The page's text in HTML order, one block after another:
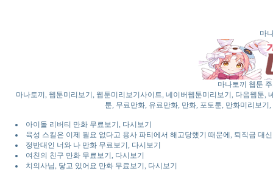
마
마나토끼 웹툰
마나토끼, 웹툰미리보기, 웹툰미리보기사이트, 네이버웹툰미리보기, 다음웹툰
툰, 무료만화, 유료만화, 만화, 포토툰, 만화미리보
아이돌 리버티 만화 무료보기, 다시보기
육성 스킬은 이제 필요 없다고 용사 파티에서 해고당했기 때문에, 퇴직금 대
정반대인 너와 나 만화 무료보기, 다시보기
여친의 친구 만화 무료보기, 다시보기
치의사님, 닿고 있어요 만화 무료보기, 다시보기